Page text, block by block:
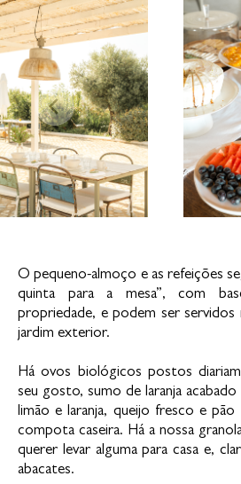
O pequeno-almoço e as refeições
quinta para a mesa”, com
propriedade, e podem ser servidos
jardim exterior.
Há ovos biológicos postos
seu gosto, sumo de laranja
limão e laranja, queijo fresco e pão
compota caseira. Há a nossa
querer levar alguma para casa e,
abacates.